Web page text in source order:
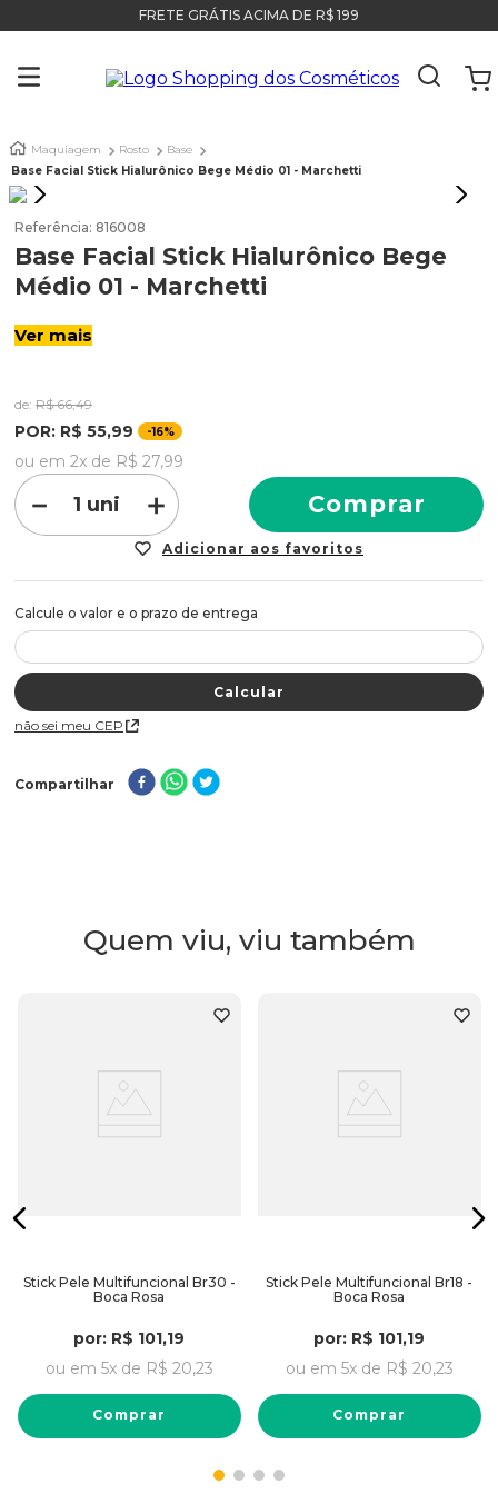
FRETE GRÁTIS ACIMA DE R$ 199
Maquiagem Rosto
Base
Base Facial Stick Hialurônico Bege Médio 01 - Marchetti
Referência: 816008
Base Facial Stick Hialurônico Bege
Médio 01 - Marchetti
Ver mais
de: R$ 66,49
POR: R$ 55,99 -16%
ou em 2x de R$ 27,99
＋
－ Comprar
Não sei meu CEP
Compartilhar
Quem viu, viu também
Stick Pele Multifuncional Br30 -
Boca Rosa
por: R$ 101,19
ou em 5x de R$ 20,23
Comprar
Stick Pele Multifuncional Br18 -
Boca Rosa
por: R$ 101,19
ou em 5x de R$ 20,23
Comprar